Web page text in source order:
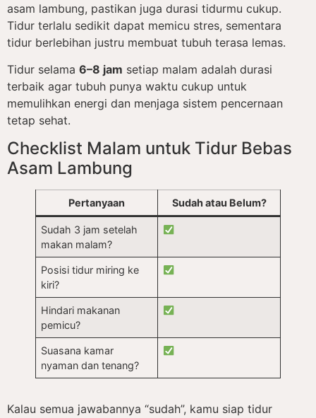
asam lambung, pastikan juga durasi tidurmu cukup.
Tidur terlalu sedikit dapat memicu stres, sementara
tidur berlebihan justru membuat tubuh terasa lemas.
Tidur selama 6–8 jam setiap malam adalah durasi
terbaik agar tubuh punya waktu cukup untuk
memulihkan energi dan menjaga sistem pencernaan
tetap sehat.
Checklist Malam untuk Tidur Bebas
Asam Lambung
Pertanyaan Sudah atau Belum?
Sudah 3 jam setelah
makan malam?
Posisi tidur miring ke
kiri?
Hindari makanan
pemicu?
Suasana kamar
nyaman dan tenang?
Kalau semua jawabannya “sudah”, kamu siap tidur